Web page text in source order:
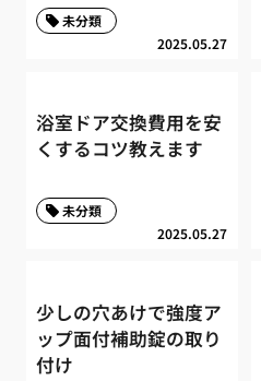
2025.05.27
未分類
浴室ドア交換費用を安
くするコツ教えます
2025.05.27
未分類
少しの穴あけで強度ア
ップ面付補助錠の取り
付け